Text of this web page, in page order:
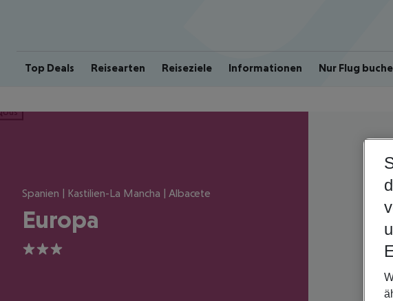
Top Deals Reisearten Reiseziele Informationen Nur Flug
Spanien | Kastilien-La Mancha | Albacete
Europa
3